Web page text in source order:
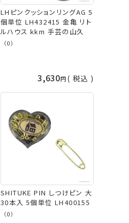
LHピンクッションリングAG 5
個単位 LH432415 金亀 リト
ルハウス kkm 手芸の山久
（0）
3,630 税込
SHITUKE PIN しつけピン 大
30本入 5個単位 LH400155
（0）